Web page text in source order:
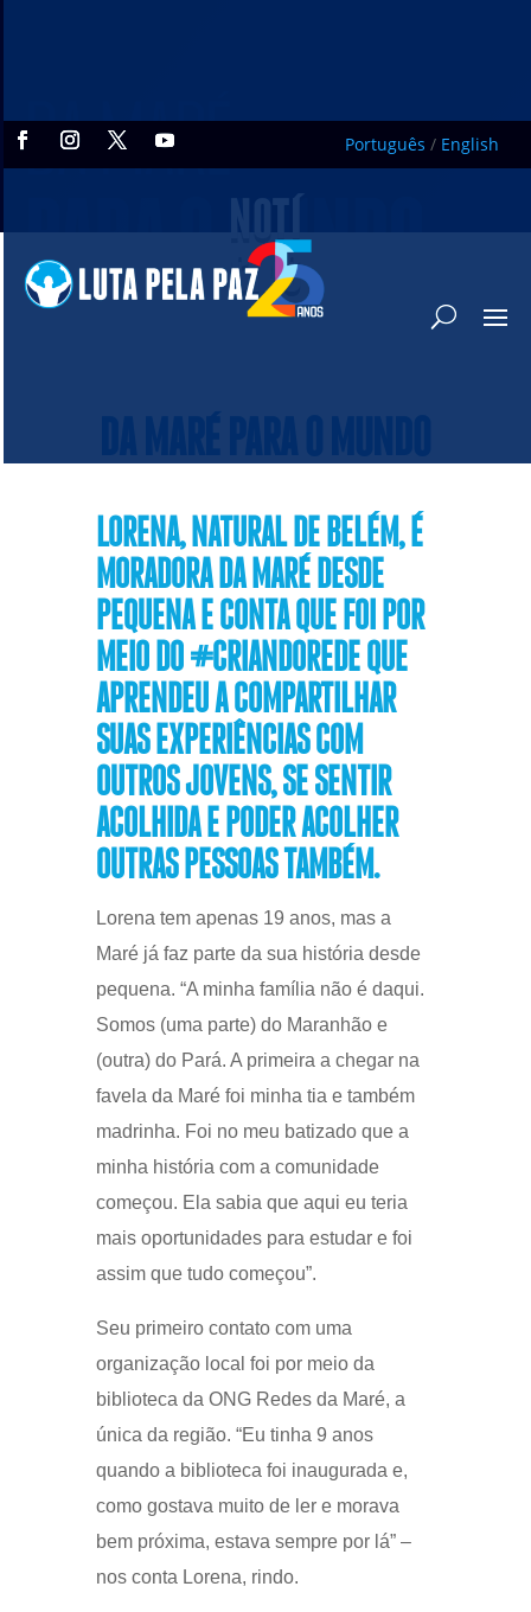
Português / English
CIAS
LORENA, NATURAL DE BELÉM, É
MORADORA DA MARÉ DESDE
PEQUENA E CONTA QUE FOI POR
MEIO DO #CRIANDOREDE QUE
APRENDEU A COMPARTILHAR
SUAS EXPERIÊNCIAS COM
OUTROS JOVENS, SE SENTIR
ACOLHIDA E PODER ACOLHER
OUTRAS PESSOAS TAMBÉM.
Lorena tem apenas 19 anos, mas a
Maré já faz parte da sua história desde
pequena. “A minha família não é daqui.
Somos (uma parte) do Maranhão e
(outra) do Pará. A primeira a chegar na
favela da Maré foi minha tia e também
madrinha. Foi no meu batizado que a
minha história com a comunidade
começou. Ela sabia que aqui eu teria
mais oportunidades para estudar e foi
assim que tudo começou”.
Seu primeiro contato com uma
organização local foi por meio da
biblioteca da ONG Redes da Maré, a
única da região. “Eu tinha 9 anos
quando a biblioteca foi inaugurada e,
como gostava muito de ler e morava
bem próxima, estava sempre por lá” –
nos conta Lorena, rindo.